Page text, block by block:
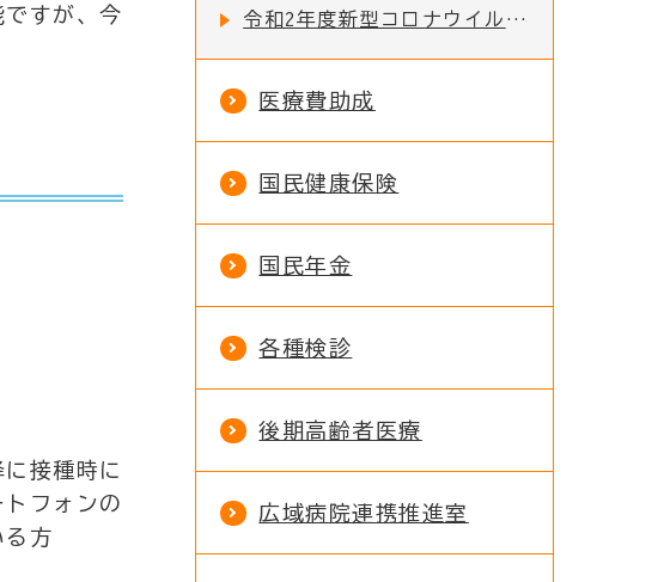
すが、今
接種時に
フォンの
る方
令和2年度新型コロナウイルス感染症対応地方創生臨時交付金の活用実績
医療費助成
国民健康保険
国民年金
各種検診
後期高齢者医療
広域病院連携推進室